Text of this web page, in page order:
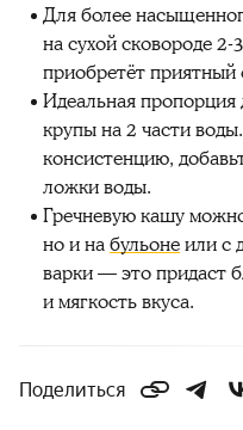
Для более
на сухой сковороде
приобретёт приятный
Идеальная пропорция
крупы на 2 части
консистенцию,
ложки воды.
Гречневую кашу
но и набульонеили с
варки — это придаст
и мягкость вкуса.
Поделиться